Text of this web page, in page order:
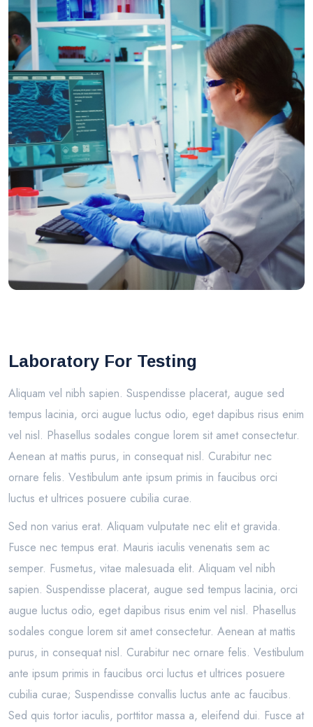
Laboratory For Testing
Aliquam vel nibh sapien. Suspendisse placerat, augue sed
tempus lacinia, orci augue luctus odio, eget dapibus risus enim
vel nisl. Phasellus sodales congue lorem sit amet consectetur.
Aenean at mattis purus, in consequat nisl. Curabitur nec
ornare felis. Vestibulum ante ipsum primis in faucibus orci
luctus et ultrices posuere cubilia curae.
Sed non varius erat. Aliquam vulputate nec elit et gravida.
Fusce nec tempus erat. Mauris iaculis venenatis sem ac
semper. Fusmetus, vitae malesuada elit. Aliquam vel nibh
sapien. Suspendisse placerat, augue sed tempus lacinia, orci
augue luctus odio, eget dapibus risus enim vel nisl. Phasellus
sodales congue lorem sit amet consectetur. Aenean at mattis
purus, in consequat nisl. Curabitur nec ornare felis. Vestibulum
ante ipsum primis in faucibus orci luctus et ultrices posuere
cubilia curae; Suspendisse convallis luctus ante ac faucibus.
Sed quis tortor iaculis, porttitor massa a, eleifend dui. Fusce at